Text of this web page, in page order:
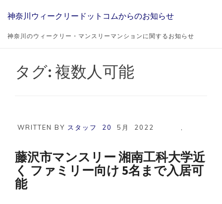
神奈川ウィークリードットコムからのお知らせ
神奈川のウィークリー・マンスリーマンションに関するお知らせ
タグ: 複数人可能
WRITTEN BY スタッフ 20 5月 ,
2022
藤沢市マンスリー 湘南工科大学近
く ファミリー向け 5名まで入居可
能